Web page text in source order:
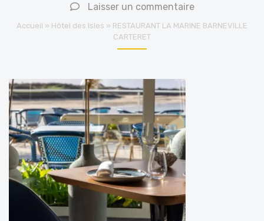
Laisser un commentaire
Accueil » Hôtel des Isles » RESTAURANT LA MARINE BARNEVILLE
CARTERET